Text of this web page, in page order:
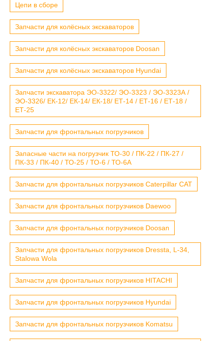
Цепи в сборе
Запчасти для колёсных экскаваторов
Запчасти для колёсных экскаваторов Doosan
Запчасти для колёсных экскаваторов Hyundai
Запчасти экскаватора ЭО-3322/ ЭО-3323 / ЭО-3323А /
ЭО-3326/ ЕК-12/ ЕК-14/ ЕК-18/ ЕТ-14 / ЕТ-16 / ЕТ-18 /
ЕТ-25
Запчасти для фронтальных погрузчиков
Запасные части на погрузчик ТО-30 / ПК-22 / ПК-27 /
ПК-33 / ПК-40 / ТО-25 / ТО-6 / ТО-6А
Запчасти для фронтальных погрузчиков Caterpillar CAT
Запчасти для фронтальных погрузчиков Daewoo
Запчасти для фронтальных погрузчиков Doosan
Запчасти для фронтальных погрузчиков Dressta, L-34,
Stalowa Wola
Запчасти для фронтальных погрузчиков HITACHI
Запчасти для фронтальных погрузчиков Hyundai
Запчасти для фронтальных погрузчиков Komatsu